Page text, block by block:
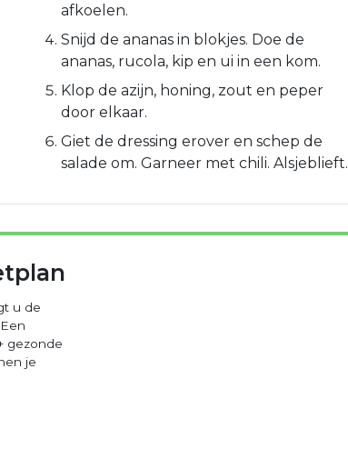
afkoelen.
Snijd de ananas in blokjes. Doe de
ananas, rucola, kip en ui in een kom.
Klop de azijn, honing, zout en peper
door elkaar.
Giet de dressing erover en schep de
salade om. Garneer met chili. Alsjeblieft.
u de
gezonde
je